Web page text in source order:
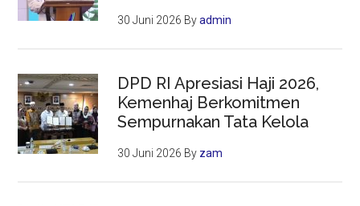
30 Juni 2026 Byadmin
DPD RI Apresiasi Haji 2026,
Kemenhaj Berkomitmen
Sempurnakan Tata Kelola
30 Juni 2026 By zam